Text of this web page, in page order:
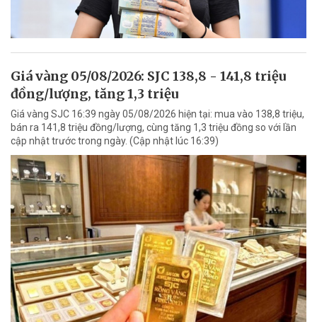
Giá vàng 05/08/2026: SJC 138,8 - 141,8 triệu
đồng/lượng, tăng 1,3 triệu
Giá vàng SJC 16:39 ngày 05/08/2026 hiện tại: mua vào 138,8 triệu,
bán ra 141,8 triệu đồng/lượng, cùng tăng 1,3 triệu đồng so với lần
cập nhật trước trong ngày. (Cập nhật lúc 16:39)